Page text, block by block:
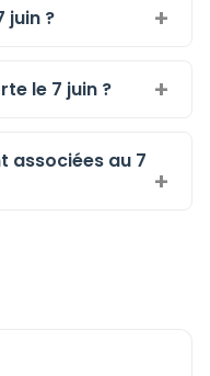
juin ?
le 7 juin ?
associées au 7